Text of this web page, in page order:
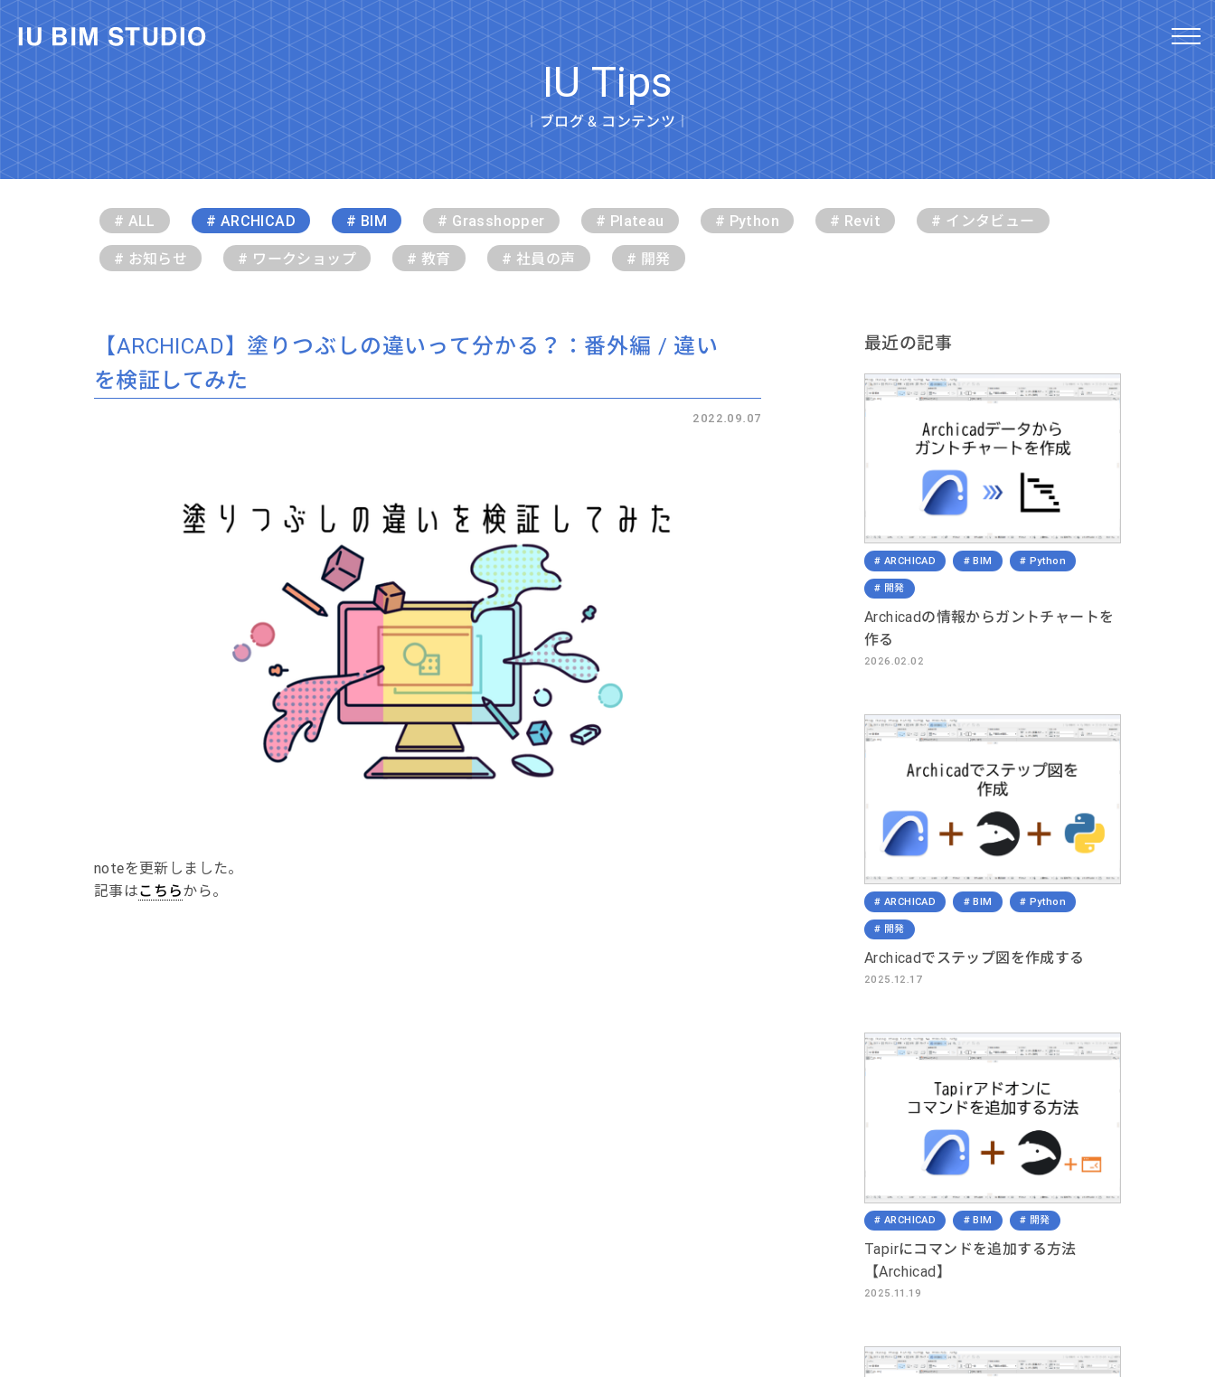
IU Tips
︱ブログ & コンテンツ︱
# ALL # ARCHICAD # BIM # Grasshopper # Plateau # Python # Revit # インタビュー
# お知らせ # ワークショップ # 教育 # 社員の声 # 開発
【ARCHICAD】塗りつぶしの違いって分かる？：番外編 / 違い
を検証してみた
2022.09.07
noteを更新しました。
記事はこちらから。
最近の記事
ARCHICAD BIM Python
開発
Archicadの情報からガントチャートを
作る
2026.02.02
ARCHICAD BIM Python
開発
Archicadでステップ図を作成する
2025.12.17
ARCHICAD BIM 開発
Tapirにコマンドを追加する方法
【Archicad】
2025.11.19